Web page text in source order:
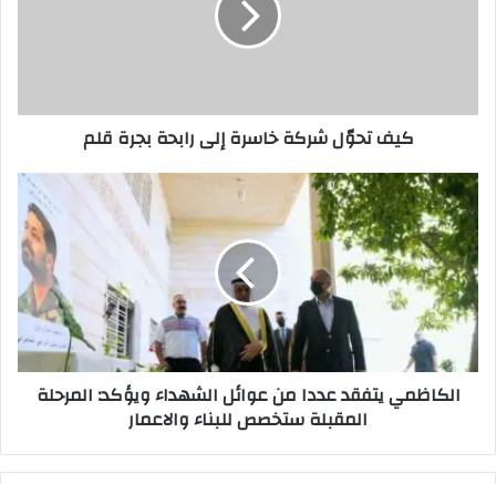
كيف تحوّل شركة خاسرة إلى رابحة بجرة قلم
الكاظمي
يتفقد
عددا
من
عوائل
الشهداء
ويؤكد:
المرحلة
المقبلة
ستخصص
الكاظمي يتفقد عددا من عوائل الشهداء ويؤكد: المرحلة
المقبلة ستخصص للبناء والاعمار